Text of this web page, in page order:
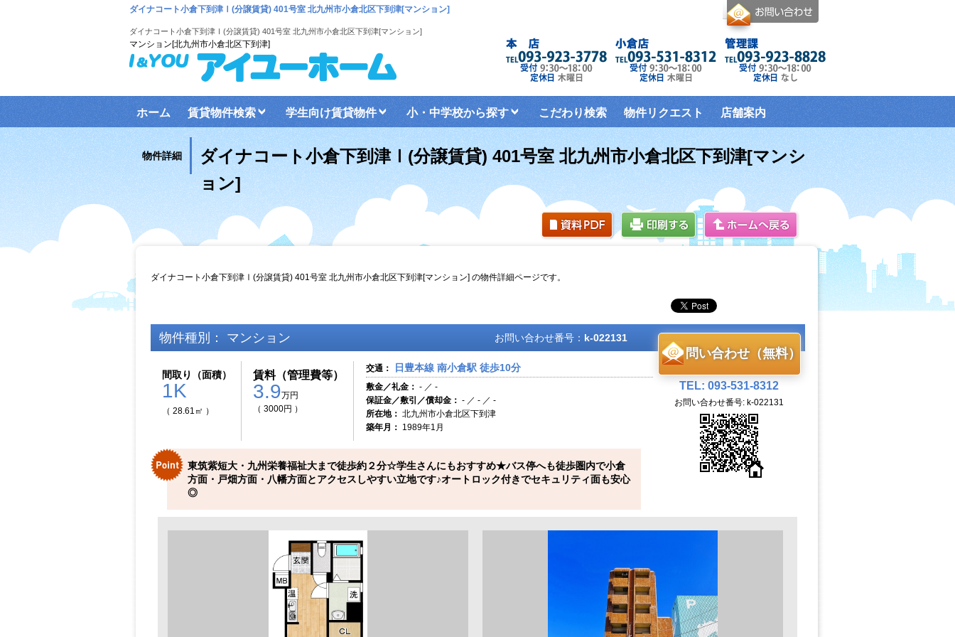
ダイナコート小倉下到津Ⅰ(分譲賃貸) 401号室 北九州市小倉北区下到津[マンション]
ダイナコート小倉下到津Ⅰ(分譲賃貸) 401号室 北九州市小倉北区下到津[マンション]
マンション[北九州市小倉北区下到津]
ホーム 賃貸物件検索 学生向け賃貸物件 小・中学校から探す こだわり検索 物件リクエスト 店舗案内
物件詳細
ダイナコート小倉下到津Ⅰ(分譲賃貸) 401号室 北九州市小倉北区下到津[マンシ
ョン]
ダイナコート小倉下到津Ⅰ(分譲賃貸) 401号室 北九州市小倉北区下到津[マンション] の物件詳細ページです。
物件種別： マンション お問い合わせ番号： k-022131
間取り（面積）
1K
（ 28.61㎡ ）
賃料（管理費等）
3.9万円
（ 3000円 ）
交通： 日豊本線 南小倉駅 徒歩10分
敷金／礼金： - ／ -
保証金／敷引／償却金： - ／ - ／ -
所在地： 北九州市小倉北区下到津
築年月： 1989年1月
東筑紫短大・九州栄養福祉大まで徒歩約２分☆学生さんにもおすすめ★バス停へも徒歩圏内で小倉
方面・戸畑方面・八幡方面とアクセスしやすい立地です♪オートロック付きでセキュリティ面も安心
◎
問い合わせ（無料）
TEL: 093-531-8312
お問い合わせ番号: k-022131